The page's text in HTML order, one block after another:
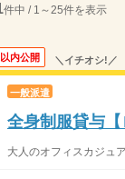
件中 / 1～25件を表示
内公開 ＼イチオシ!／
一般派遣
全身制服貸与
大人のオフィスカジュ